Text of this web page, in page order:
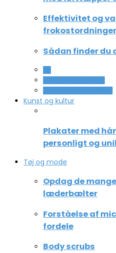
Effektivitet og
Sådan finder du
Kunst og kultur
Plakater med
personligt og
Tøj og mode
Opdag de
læderbælter
Forståelse af
fordele
Body scrubs